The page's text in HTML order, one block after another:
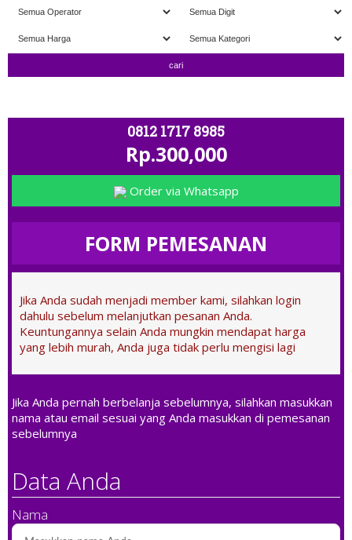
0812 1717 8985
Rp.300,000
Order via Whatsapp
FORM PEMESANAN
Jika Anda sudah menjadi member kami, silahkan login
dahulu sebelum melanjutkan pesanan Anda.
Keuntungannya selain Anda mungkin mendapat harga
yang lebih murah, Anda juga tidak perlu mengisi lagi
Jika Anda pernah berbelanja sebelumnya, silahkan masukkan
nama atau email sesuai yang Anda masukkan di pemesanan
sebelumnya
Data Anda
Nama